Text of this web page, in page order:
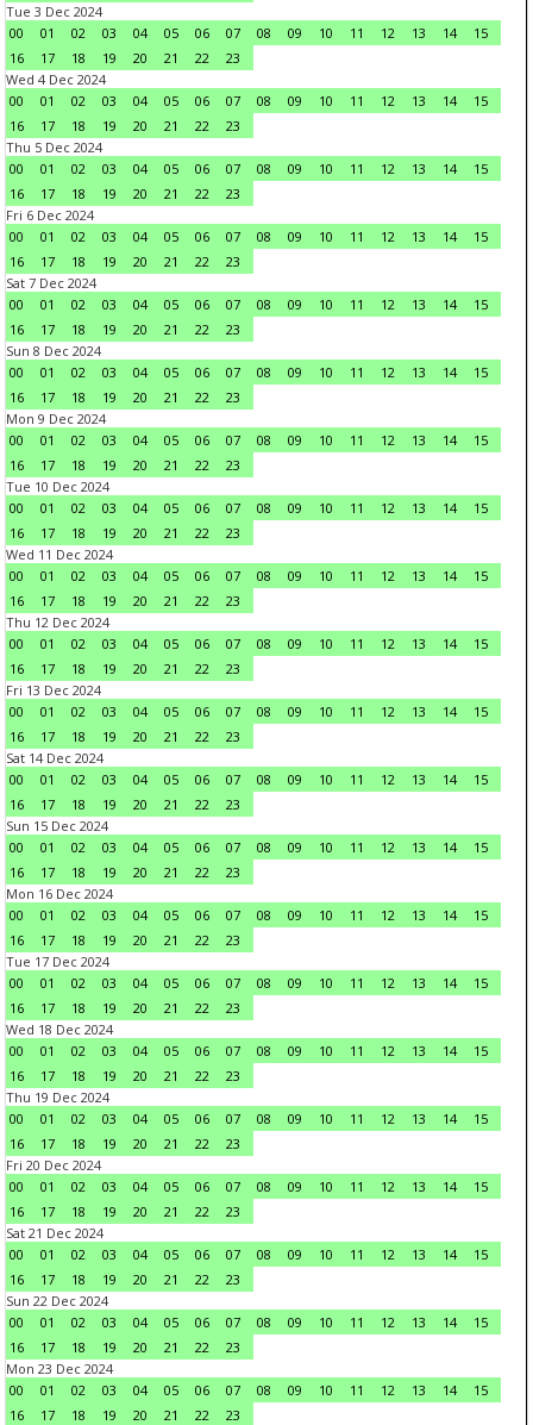
Tue 3 Dec 2024
00
01 02 03 04 05 06 07 08 09 10 11 12 13 14
15
16
17 18 19 20 21 22
23
Wed 4 Dec 2024
00
01 02 03 04 05 06 07 08 09 10 11 12 13 14
15
16
17 18 19 20 21 22
23
Thu 5 Dec 2024
00
01 02 03 04 05 06 07 08 09 10 11 12 13 14
15
16
17 18 19 20 21 22
23
Fri 6 Dec 2024
00
01 02 03 04 05 06 07 08 09 10 11 12 13 14
15
16
17 18 19 20 21 22
23
Sat 7 Dec 2024
00
01 02 03 04 05 06 07 08 09 10 11 12 13 14
15
16
17 18 19 20 21 22
23
Sun 8 Dec 2024
00
01 02 03 04 05 06 07 08 09 10 11 12 13 14
15
16
17 18 19 20 21 22
23
Mon 9 Dec 2024
00
01 02 03 04 05 06 07 08 09 10 11 12 13 14
15
16
17 18 19 20 21 22
23
Tue 10 Dec 2024
00
01 02 03 04 05 06 07 08 09 10 11 12 13 14
15
16
17 18 19 20 21 22
23
Wed 11 Dec 2024
00
01 02 03 04 05 06 07 08 09 10 11 12 13 14
15
16
17 18 19 20 21 22
23
Thu 12 Dec 2024
00
01 02 03 04 05 06 07 08 09 10 11 12 13 14
15
16
17 18 19 20 21 22
23
Fri 13 Dec 2024
00
01 02 03 04 05 06 07 08 09 10 11 12 13 14
15
16
17 18 19 20 21 22
23
Sat 14 Dec 2024
00
01 02 03 04 05 06 07 08 09 10 11 12 13 14
15
16
17 18 19 20 21 22
23
Sun 15 Dec 2024
00
01 02 03 04 05 06 07 08 09 10 11 12 13 14
15
16
17 18 19 20 21 22
23
Mon 16 Dec 2024
00
01 02 03 04 05 06 07 08 09 10 11 12 13 14
15
16
17 18 19 20 21 22
23
Tue 17 Dec 2024
00
01 02 03 04 05 06 07 08 09 10 11 12 13 14
15
16
17 18 19 20 21 22
23
Wed 18 Dec 2024
00
01 02 03 04 05 06 07 08 09 10 11 12 13 14
15
16
17 18 19 20 21 22
23
Thu 19 Dec 2024
00
01 02 03 04 05 06 07 08 09 10 11 12 13 14
15
16
17 18 19 20 21 22
23
Fri 20 Dec 2024
00
01 02 03 04 05 06 07 08 09 10 11 12 13 14
15
16
17 18 19 20 21 22
23
Sat 21 Dec 2024
00
01 02 03 04 05 06 07 08 09 10 11 12 13 14
15
16
17 18 19 20 21 22
23
Sun 22 Dec 2024
00
01 02 03 04 05 06 07 08 09 10 11 12 13 14
15
16
17 18 19 20 21 22
23
Mon 23 Dec 2024
00
01 02 03 04 05 06 07 08 09 10 11 12 13 14
15
16
17 18 19 20 21 22 23